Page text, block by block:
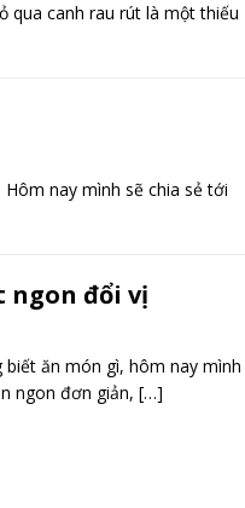
qua canh rau rút là một thiếu
nay mình sẽ chia sẻ tới
ngon đổi vị
ăn món gì, hôm nay mình
ngon đơn giản, […]